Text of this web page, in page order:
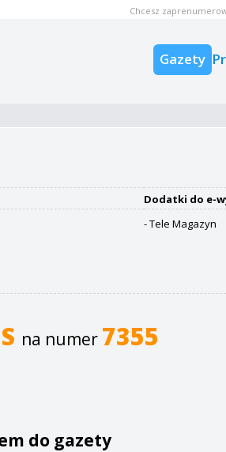
Gazety
Chcesz
Dodatki do e-
- Tele Magazyn
na numer 7355
do gazety